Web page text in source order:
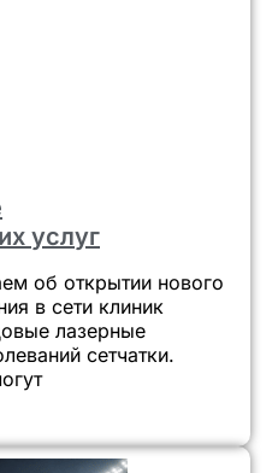
услуг
об открытии нового
в сети клиник
лазерные
сетчатки.